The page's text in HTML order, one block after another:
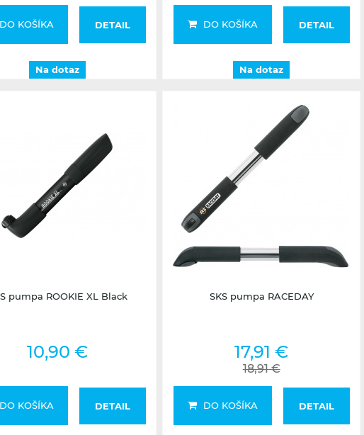
KOŠÍKA DETAIL
Na dotaz
DO KOŠÍKA DETAIL
Na dotaz
pumpa ROOKIE XL Black
10,90 €
KOŠÍKA DETAIL
2-5 dní
SKS pumpa RACEDAY
17,91 €
18,91 €
DO KOŠÍKA DETAIL